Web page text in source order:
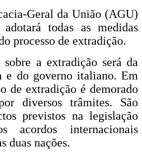
Geral da União (AGU)
todas as medidas
processo de extradição.
a extradição será da
e do governo italiano. Em
de extradição é demorado
diversos trâmites. São
previstos na legislação
acordos internacionais
duas nações.